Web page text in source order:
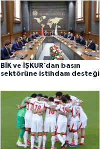
BİK ve İŞKUR’dan basın
sektörüne istihdam desteği